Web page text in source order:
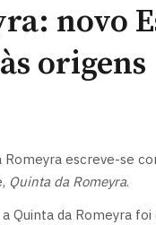
novo
origens
escreve-se
Quinta da Romeyra.
Quinta da Romeyra